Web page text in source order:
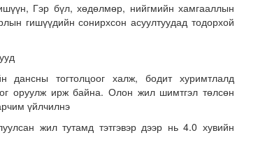
бүрэн хийж, хувийн хэвшил рүү м..
Гэр бүл, хөдөлмөр, нийгмийн хамгааллын
гишүүдийн сонирхсон асуултуудад тодорхой
дансны тогтолцоог халж, бодит хуримтлалд
оруулж ирж байна. Олон жил шимтгэл төлсөн
үйлчилнэ
жил тутамд тэтгэвэр дээр нь 4.0 хувийн